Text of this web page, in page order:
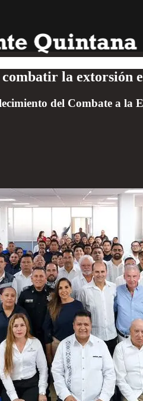
la extorsión
del Combate a la